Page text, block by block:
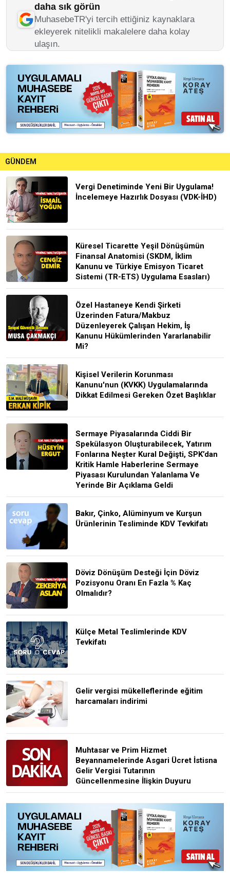
daha sık görün
MuhasebeTR'yi tercih ettiğiniz kaynaklara
ekleyerek nitelikli makalelere daha kolay
ulaşın.
GÜNDEM
Vergi Denetiminde Yeni Bir Uygulama!
İncelemeye Hazırlık Dosyası (VDK-İHD)
Küresel Ticarette Yeşil Dönüşümün
Finansal Anatomisi (SKDM, İklim
Kanunu ve Türkiye Emisyon Ticaret
Sistemi (TR-ETS) Uygulama Esasları)
Özel Hastaneye Kendi Şirketi
Üzerinden Fatura/Makbuz
Düzenleyerek Çalışan Hekim, İş
Kanunu Hükümlerinden Yararlanabilir
Mi?
Kişisel Verilerin Korunması
Kanunu'nun (KVKK) Uygulamalarında
Dikkat Edilmesi Gereken Özet Başlıklar
Sermaye Piyasalarında Ciddi Bir
Spekülasyon Oluşturabilecek, Yatırım
Fonlarına Neşter Kural Değişti, SPK’dan
Kritik Hamle Haberlerine Sermaye
Piyasası Kurulundan Yalanlama Ve
Yerinde Bir Açıklama Geldi
Bakır, Çinko, Alüminyum ve Kurşun
Ürünlerinin Tesliminde KDV Tevkifatı
Döviz Dönüşüm Desteği İçin Döviz
Pozisyonu Oranı En Fazla % Kaç
Olmalıdır?
Külçe Metal Teslimlerinde KDV
Tevkifatı
Gelir vergisi mükelleflerinde eğitim
harcamaları indirimi
Muhtasar ve Prim Hizmet
Beyannamelerinde Asgari Ücret İstisna
Gelir Vergisi Tutarının
Güncellenmesine İlişkin Duyuru